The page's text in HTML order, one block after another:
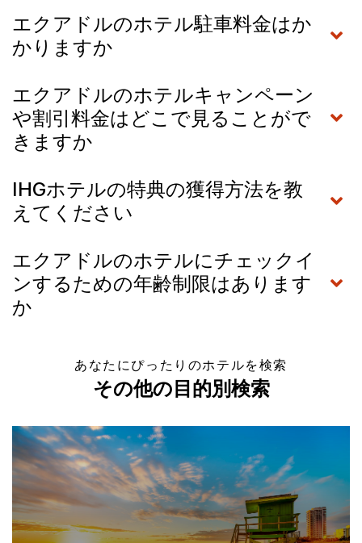
エクアドルのホテル駐車料金はか
かりますか
エクアドルのホテルキャンペーン
や割引料金はどこで見ることがで
きますか
IHGホテルの特典の獲得方法を教
えてください
エクアドルのホテルにチェックイ
ンするための年齢制限はあります
か
あなたにぴったりのホテルを検索
その他の目的別検索